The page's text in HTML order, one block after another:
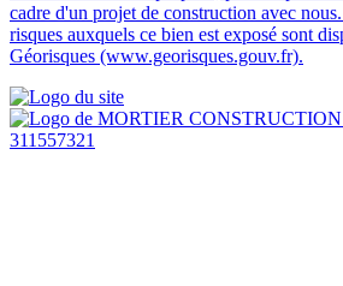
cadre d'un projet de construction avec
risques auxquels ce bien est exposé sont
Géorisques (www.georisques.gouv.fr).